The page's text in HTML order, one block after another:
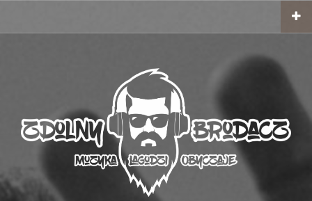
treści